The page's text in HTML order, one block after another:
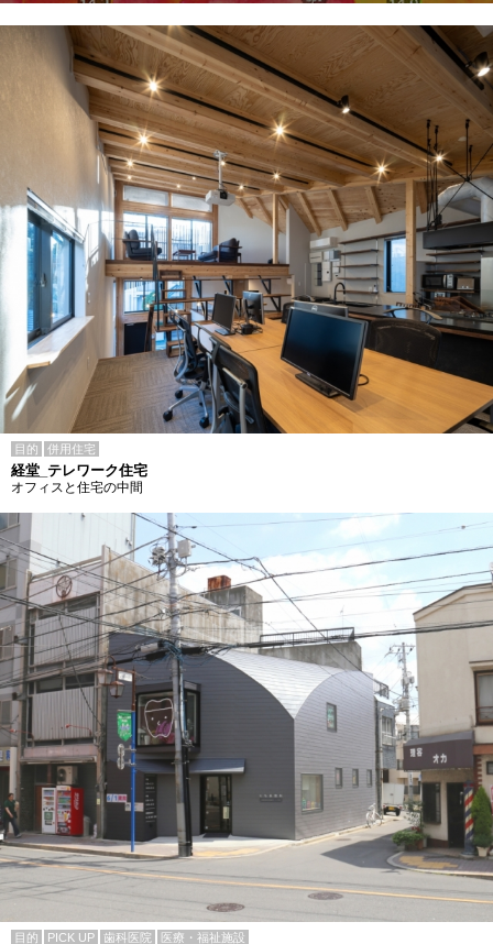
目的 併用住宅
経堂_テレワーク住宅
オフィスと住宅の中間
目的 PICK UP 歯科医院 医療・福祉施設